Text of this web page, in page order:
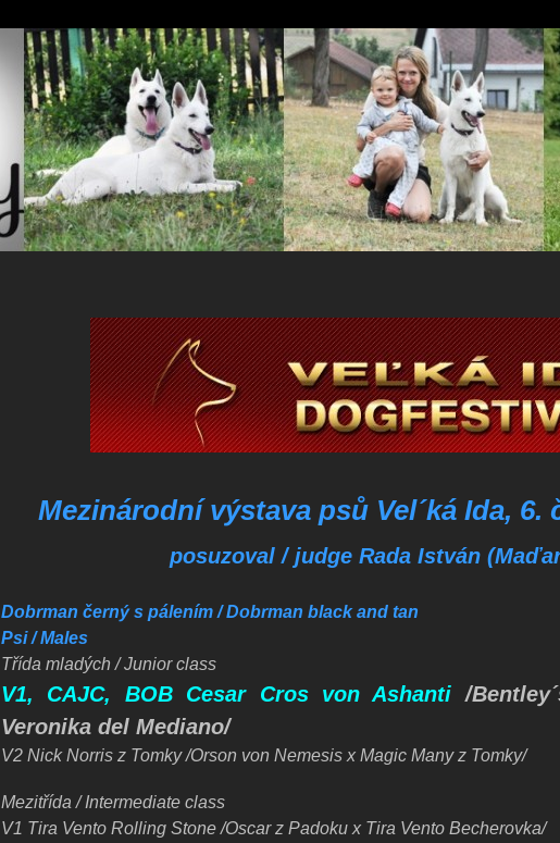
Mezinárodní výstava psů Vel´ká Ida, 6.
posuzoval / judge Rada István
Dobrman černý s pálením / Dobrman black and tan
Psi / Males
Třída mladých / Junior class
V1, CAJC, BOB Cesar Cros von Ashanti /
Veronika del Mediano/
V2 Nick Norris z Tomky/Orson von Nemesis x Magic Many z Tomky/
Mezitřída / Intermediate class
V1 Tira Vento Rolling Stone/Oscar z Padoku x Tira Vento Becherovka/